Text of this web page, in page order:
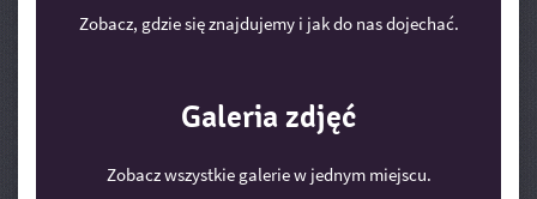
Zobacz, gdzie się znajdujemy i jak do nas dojechać.
Galeria zdjęć
Zobacz wszystkie galerie w jednym miejscu.